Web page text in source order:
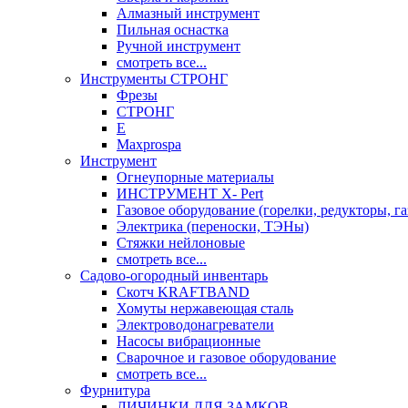
Алмазный инструмент
Пильная оснастка
Ручной инструмент
смотреть все...
Инструменты СТРОНГ
Фрезы
СТРОНГ
Е
Maxprospa
Инструмент
Огнеупорные материалы
ИНСТРУМЕНТ X- Pert
Газовое оборудование (горелки, редукторы,
Электрика (переноски, ТЭНы)
Стяжки нейлоновые
смотреть все...
Садово-огородный инвентарь
Скотч KRAFTBAND
Хомуты нержавеющая сталь
Электроводонагреватели
Насосы вибрационные
Сварочное и газовое оборудование
смотреть все...
Фурнитура